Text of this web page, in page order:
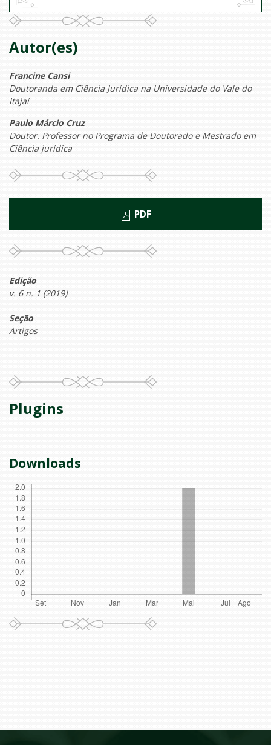
Autor(es)
Francine Cansi
Doutoranda em Ciência Jurídica na Universidade do Vale do
Itajaí
Paulo Márcio Cruz
Doutor. Professor no Programa de Doutorado e Mestrado em
Ciência jurídica
PDF
Edição
v. 6 n. 1 (2019)
Seção
Artigos
Plugins
Downloads